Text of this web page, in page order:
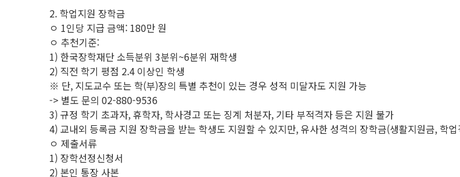
2. 학업지원 장학금
ㅇ 1인당 지급 금액: 180만 원
ㅇ 추천기준:
1) 한국장학재단 소득분위 3분위~6분위 재학생
2) 직전 학기 평점 2.4 이상인 학생
※ 단, 지도교수 또는 학(부)장의 특별 추천이 있는 경우 성적 미달자도 지원 가능
-> 별도 문의 02-880-9536
3) 규정 학기 초과자, 휴학자, 학사경고 또는 징계 처분자, 기타 부적격자 등은 지원 불가
4) 교내외 등록금 지원 장학금을 받는 학생도 지원할 수 있지만, 유사한 성격의 장학금(생활지원금, 학
ㅇ 제출서류
1) 장학선정신청서
2) 본인 통장 사본